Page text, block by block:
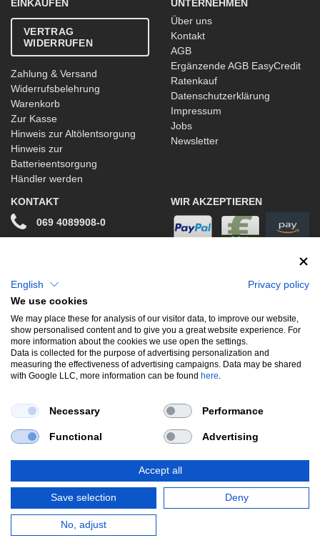
EINKAUFEN
VERTRAG
WIDERRUFEN
Zahlung & Versand
Widerrufsbelehrung
Warenkorb
Zur Kasse
Hinweis zur Altölentsorgung
Hinweis zur
Batterieentsorgung
Händler werden
UNTERNEHMEN
Über uns
Kontakt
AGB
Ergänzende AGB EasyCredit
Ratenkauf
Datenschutzerklärung
Impressum
Jobs
Newsletter
KONTAKT
069 4089908-0
Facebook
Instagram
WIR AKZEPTIEREN
UNSERE BELIEBTESTEN PRODUKTE
Endschalldämpfer Bremsscheiben Carbon Style & Aerodynamik
*Alle Preise verstehen sich inkl. MwSt. zzgl.Versandkosten. Versandkostenfrei
innerhalb deutschlands. zzgl. Versandkosten.
© Copyright 2026 | Alle Rechte vorbehalten.
English
Privacy policy
We use cookies
We may place these for analysis of our visitor data, to improve our website,
show personalised content and to give you a great website experience. For
more information about the cookies we use open the settings.
Data is collected for the purpose of advertising personalization and
measuring the effectiveness of advertising campaigns. Data may be shared
with Google LLC, more information can be found here.
Necessary Performance
Functional Advertising
Accept all
Save selection Deny
No, adjust